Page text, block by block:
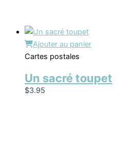
Ajouter au panier
Cartes postales
Un sacré toupet
$3.95